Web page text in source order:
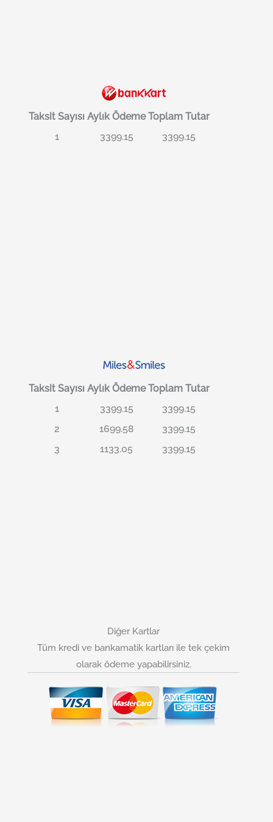
Taksit Sayısı Aylık Ödeme Toplam Tutar
1
3399.15 3399.15
Taksit Sayısı Aylık Ödeme Toplam Tutar
1
3399.15
3399.15
2
1699.58
3399.15
3
1133.05 3399.15
Diğer Kartlar
Tüm kredi ve bankamatik kartları ile tek çekim
olarak ödeme yapabilirsiniz.